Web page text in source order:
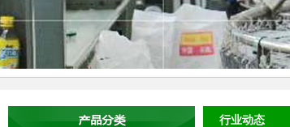
行业动态